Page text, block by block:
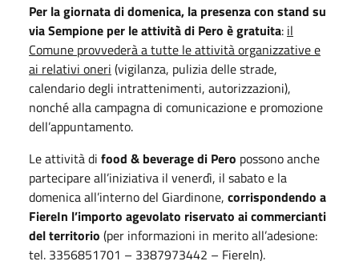
Per la giornata di domenica, la presenza con stand su
via Sempione per le attività di Pero è gratuita: il
Comune provvederà a tutte le attività organizzative e
ai relativi oneri (vigilanza, pulizia delle strade,
calendario degli intrattenimenti, autorizzazioni),
nonché alla campagna di comunicazione e promozione
dell’appuntamento.
Le attività di food & beverage di Pero possono anche
partecipare all’iniziativa il venerdì, il sabato e la
domenica all’interno del Giardinone, corrispondendo a
FiereIn l’importo agevolato riservato ai commercianti
del territorio (per informazioni in merito all’adesione:
tel. 3356851701 – 3387973442 – FiereIn).